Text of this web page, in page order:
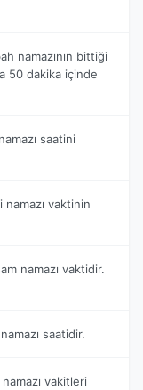
namazının bittiği
50 dakika içinde
saatini
vaktinin
namazı vaktidir.
saatidir.
vakitleri